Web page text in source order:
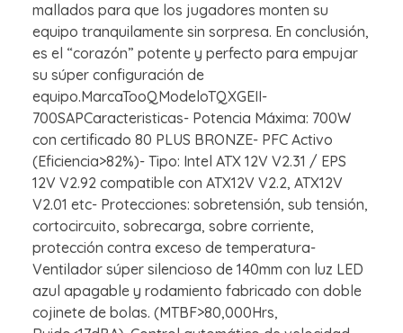
mallados para que los jugadores monten su
equipo tranquilamente sin sorpresa. En conclusión,
es el “corazón” potente y perfecto para empujar
su súper configuración de
equipo.MarcaTooQModeloTQXGEII-
700SAPCaracteristicas- Potencia Máxima: 700W
con certificado 80 PLUS BRONZE- PFC Activo
(Eficiencia>82%)- Tipo: Intel ATX 12V V2.31 / EPS
12V V2.92 compatible con ATX12V V2.2, ATX12V
V2.01 etc- Protecciones: sobretensión, sub tensión,
cortocircuito, sobrecarga, sobre corriente,
protección contra exceso de temperatura-
Ventilador súper silencioso de 140mm con luz LED
azul apagable y rodamiento fabricado con doble
cojinete de bolas. (MTBF>80,000Hrs,